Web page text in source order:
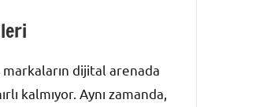
dijital arenada
kalmıyor. Aynı zamanda,